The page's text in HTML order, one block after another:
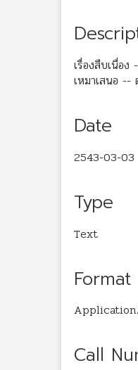
เรื่องสืบเนื่อง
เหมาเสนอ --
Date
2543-03-03
Type
Text
Format
Call